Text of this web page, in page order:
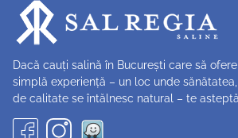
Dacă cauți salină în București care să
simplă experiență – un loc unde
de calitate se întălnesc natural – te